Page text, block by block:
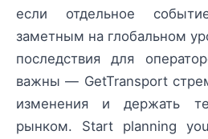
если отдельное
заметным на глобальном
последствия для
важны — GetTransport
изменения и держать
рынком. Start planning